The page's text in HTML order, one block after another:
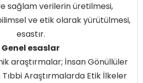
sağlam verilerin üretilmesi,
ve etik olarak yürütülmesi,
esastır.
Genel esaslar
araştırmalar; İnsan Gönüllüler
Tıbbi Araştırmalarda Etik İlkeler